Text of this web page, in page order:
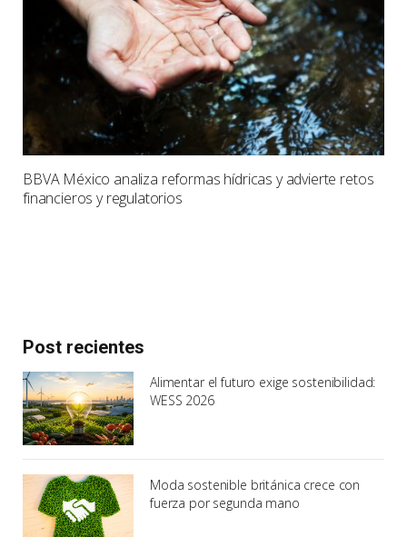
BBVA México analiza reformas hídricas y advierte retos
financieros y regulatorios
Post recientes
Alimentar el futuro exige sostenibilidad:
WESS 2026
Moda sostenible británica crece con
fuerza por segunda mano